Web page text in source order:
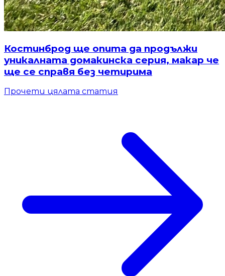
Костинброд ще опита да продължи
уникалната домакинска серия, макар че
ще се справя без четирима
Прочети цялата статия